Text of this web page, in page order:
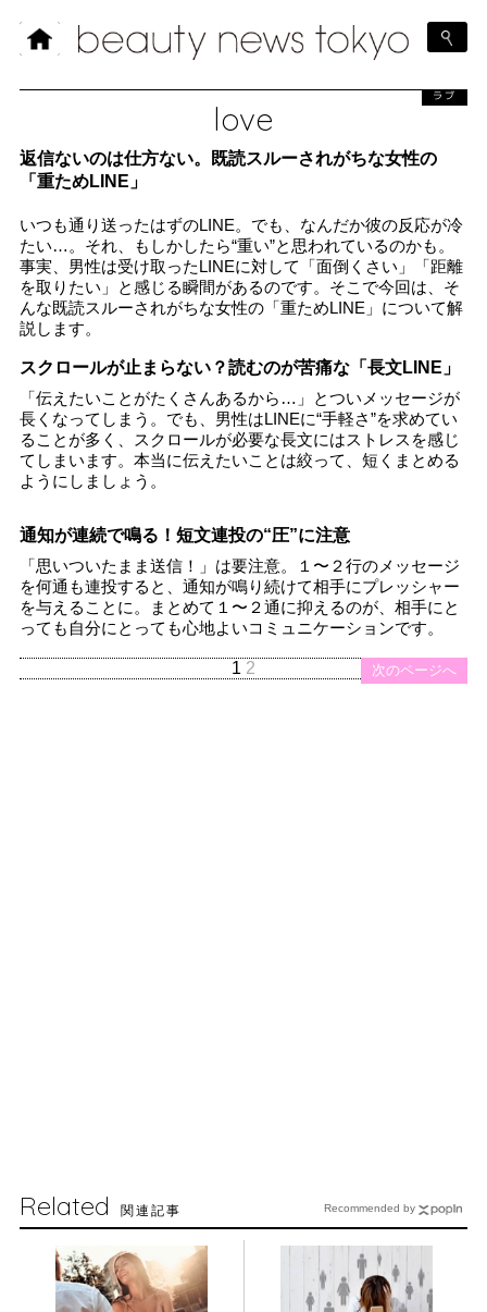
love
ラブ
返信ないのは仕方ない。既読スルーされがちな女性の
「重ためLINE」
いつも通り送ったはずのLINE。でも、なんだか彼の反応が冷
たい…。それ、もしかしたら“重い”と思われているのかも。
事実、男性は受け取ったLINEに対して「面倒くさい」「距離
を取りたい」と感じる瞬間があるのです。そこで今回は、そ
んな既読スルーされがちな女性の「重ためLINE」について解
説します。
スクロールが止まらない？読むのが苦痛な「長文LINE」
「伝えたいことがたくさんあるから…」とついメッセージが
長くなってしまう。でも、男性はLINEに“手軽さ”を求めてい
ることが多く、スクロールが必要な長文にはストレスを感じ
てしまいます。本当に伝えたいことは絞って、短くまとめる
ようにしましょう。
通知が連続で鳴る！短文連投の“圧”に注意
「思いついたまま送信！」は要注意。１〜２行のメッセージ
を何通も連投すると、通知が鳴り続けて相手にプレッシャー
を与えることに。まとめて１〜２通に抑えるのが、相手にと
っても自分にとっても心地よいコミュニケーションです。
次のページへ
1 2
Related 関連記事 Recommended by